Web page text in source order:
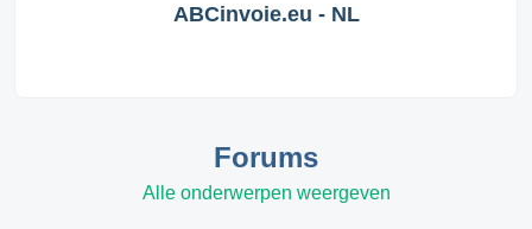
ABCinvoie.eu - NL
Forums
Alle onderwerpen weergeven